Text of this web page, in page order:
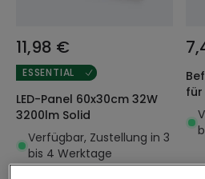
11,98 €
ESSENTIAL
LED-Panel 60x30cm 32W
3200lm Solid
Verfügbar, Zustellung in 3
bis 4 Werktage
für